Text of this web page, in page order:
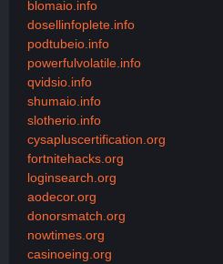
blomaio.info
dosellinfoplete.info
podtubeio.info
powerfulvolatile.info
qvidsio.info
shumaio.info
slotherio.info
cysapluscertification.org
fortnitehacks.org
loginsearch.org
aodecor.org
donorsmatch.org
nowtimes.org
casinoeing.org